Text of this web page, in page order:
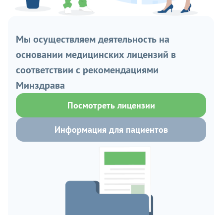
Мы осуществляем деятельность на
основании медицинских лицензий в
соответствии с рекомендациями
Минздрава
Посмотреть лицензии
Информация для пациентов